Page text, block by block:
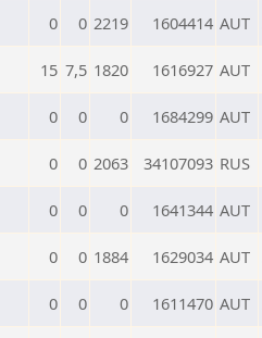
0 0 2219 1604414 AUT
15 7,5 1820 1616927 AUT
0 0 0 1684299 AUT
0 0 2063 34107093 RUS
0 0 0 1641344 AUT
0 0 1884 1629034 AUT
0 0 0 1611470 AUT